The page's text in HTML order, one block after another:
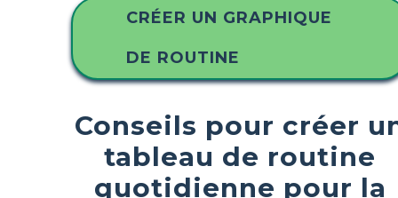
CRÉER UN GRAPHIQUE
DE ROUTINE
Conseils pour créer
tableau de routine
quotidienne pour la